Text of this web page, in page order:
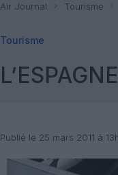
Air Journal Tourisme
Tourisme
Publié le 25 mars 2011 à